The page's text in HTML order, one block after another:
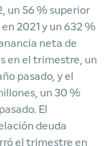
un 56 % superior
2021 y un 632 %
neta de
en el trimestre, un
pasado, y el
un 30 %
El
deuda
el trimestre en